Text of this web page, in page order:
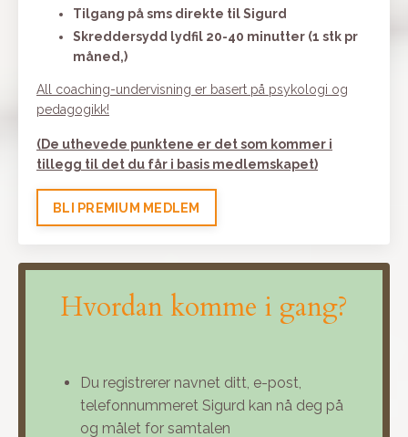
Tilgang på sms direkte til Sigurd
Skreddersydd lydfil 20-40 minutter (1 stk pr
måned,)
All coaching-undervisning er basert på psykologi og
pedagogikk!
(De uthevede punktene er det som kommer i
tillegg til det du får i basis medlemskapet)
BLI PREMIUM MEDLEM
Hvordan komme i gang?
Du registrerer navnet ditt, e-post,
telefonnummeret Sigurd kan nå deg på
og målet for samtalen